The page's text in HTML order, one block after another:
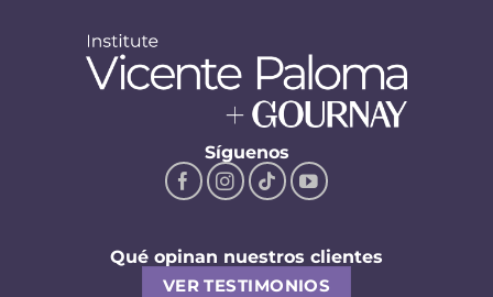
Síguenos
Qué opinan nuestros clientes
VER TESTIMONIOS